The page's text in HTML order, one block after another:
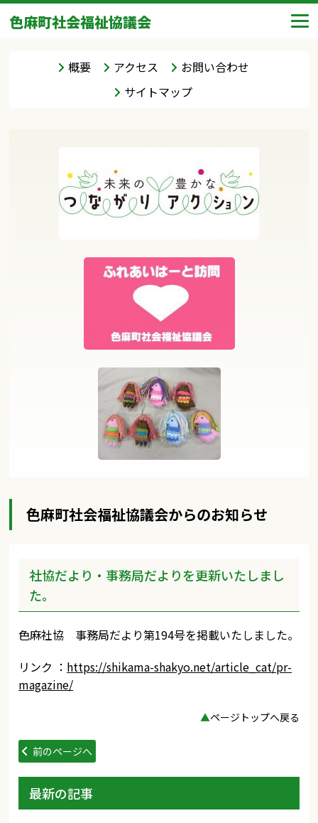
色麻町社会福祉協議会
概要 アクセス
お問い合わせ
サイトマップ
色麻町社会福祉協議会からのお知らせ
社協だより・事務局だよりを更新いたしまし
た。
色麻社協 事務局だより第194号を掲載いたしました。
リンク ： https://shikama-shakyo.net/article_cat/pr-
magazine/
▲ページトップへ戻る
前のページへ
最新の記事